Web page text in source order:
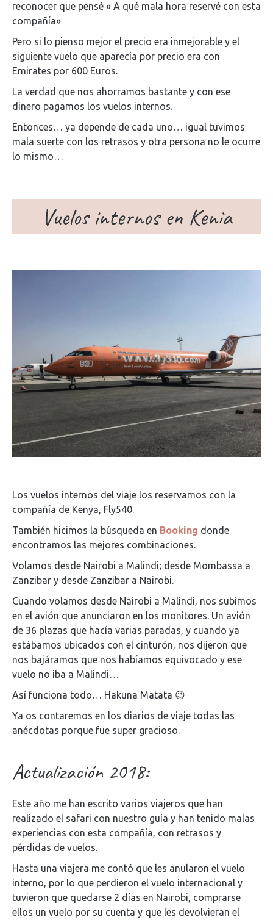
reconocer que pensé » A qué mala hora reservé con esta
compañía»
Pero si lo pienso mejor el precio era inmejorable y el
siguiente vuelo que aparecía por precio era con
Emirates por 600 Euros.
La verdad que nos ahorramos bastante y con ese
dinero pagamos los vuelos internos.
Entonces… ya depende de cada uno… igual tuvimos
mala suerte con los retrasos y otra persona no le ocurre
lo mismo…
Vuelos internos en Kenia
Los vuelos internos del viaje los reservamos con la
compañía de Kenya, Fly540.
También hicimos la búsqueda en Booking donde
encontramos las mejores combinaciones.
Volamos desde Nairobi a Malindi; desde Mombassa a
Zanzibar y desde Zanzibar a Nairobi.
Cuando volamos desde Nairobi a Malindi, nos subimos
en el avión que anunciaron en los monitores. Un avión
de 36 plazas que hacía varias paradas, y cuando ya
estábamos ubicados con el cinturón, nos dijeron que
nos bajáramos que nos habíamos equivocado y ese
vuelo no iba a Malindi…
Así funciona todo… Hakuna Matata 😉
Ya os contaremos en los diarios de viaje todas las
anécdotas porque fue super gracioso.
Actualización 2018:
Este año me han escrito varios viajeros que han
realizado el safari con nuestro guía y han tenido malas
experiencias con esta compañía, con retrasos y
pérdidas de vuelos.
Hasta una viajera me contó que les anularon el vuelo
interno, por lo que perdieron el vuelo internacional y
tuvieron que quedarse 2 días en Nairobi, comprarse
ellos un vuelo por su cuenta y que les devolvieran el